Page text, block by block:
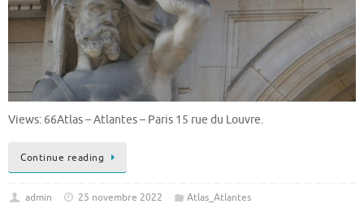
Views: 66Atlas – Atlantes – Paris 15 rue du Louvre.
Continue reading
admin 25 novembre 2022
Atlas_Atlantes